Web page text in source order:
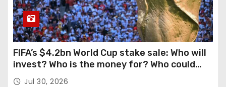
FIFA’s $4.2bn World Cup stake sale: Who will
invest? Who is the money for? Who could
stop this?
Jul 30, 2026